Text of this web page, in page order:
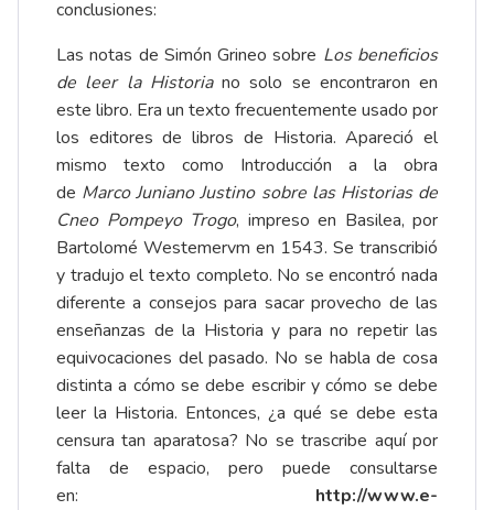
conclusiones:
Las notas de Simón Grineo sobre Los beneficios
de leer la Historiano solo se encontraron en
este libro. Era un texto frecuentemente usado por
los editores de libros de Historia. Apareció el
mismo texto como Introducción a la obra
de Marco Juniano Justino sobre las Historias de
Cneo Pompeyo Trogo, impreso en Basilea, por
Bartolomé Westemervm en 1543. Se transcribió
y tradujo el texto completo. No se encontró nada
diferente a consejos para sacar provecho de las
enseñanzas de la Historia y para no repetir las
equivocaciones del pasado. No se habla de cosa
distinta a cómo se debe escribir y cómo se debe
leer la Historia. Entonces, ¿a qué se debe esta
censura tan aparatosa? No se trascribe aquí por
falta de espacio, pero puede consultarse
en: http://www.e-